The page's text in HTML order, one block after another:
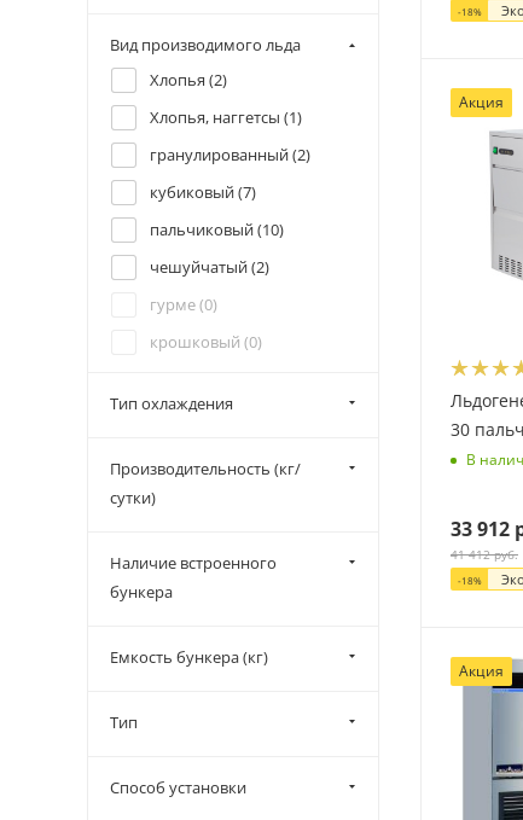
-18%
Акция
30
В
33 912
41 412руб.
-18%
Акция
Gemlux (3)
Hoshizaki (
NTF (11
Rosso (
Tatra (
Viatto ( 27
Вид производимого льда
Хлопья (2)
Хлопья, наггетсы (1)
гранулированный (2)
кубиковый (7)
пальчиковый (10)
чешуйчатый (2)
гурме (0)
крошковый (0)
шарообразный (
Тип охлаждения
Производительность (кг/
сутки)
Наличие встроенного
бункера
Емкость бункера (кг)
Тип
Способ установки